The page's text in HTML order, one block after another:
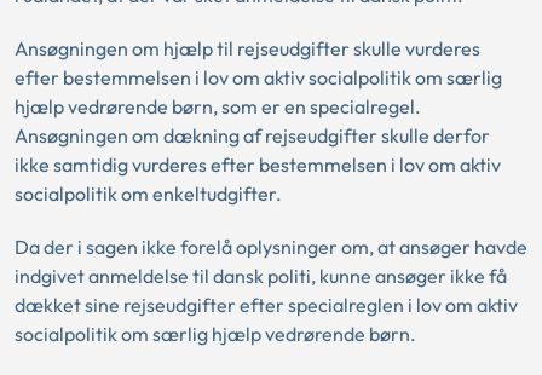
Ansøgningen om hjælp til rejseudgifter skulle vurderes
efter bestemmelsen i lov om aktiv socialpolitik om særlig
hjælp vedrørende børn, som er en specialregel.
Ansøgningen om dækning af rejseudgifter skulle derfor
ikke samtidig vurderes efter bestemmelsen i lov om aktiv
socialpolitik om enkeltudgifter.
Da der i sagen ikke forelå oplysninger om, at ansøger havde
indgivet anmeldelse til dansk politi, kunne ansøger ikke få
dækket sine rejseudgifter efter specialreglen i lov om aktiv
socialpolitik om særlig hjælp vedrørende børn.